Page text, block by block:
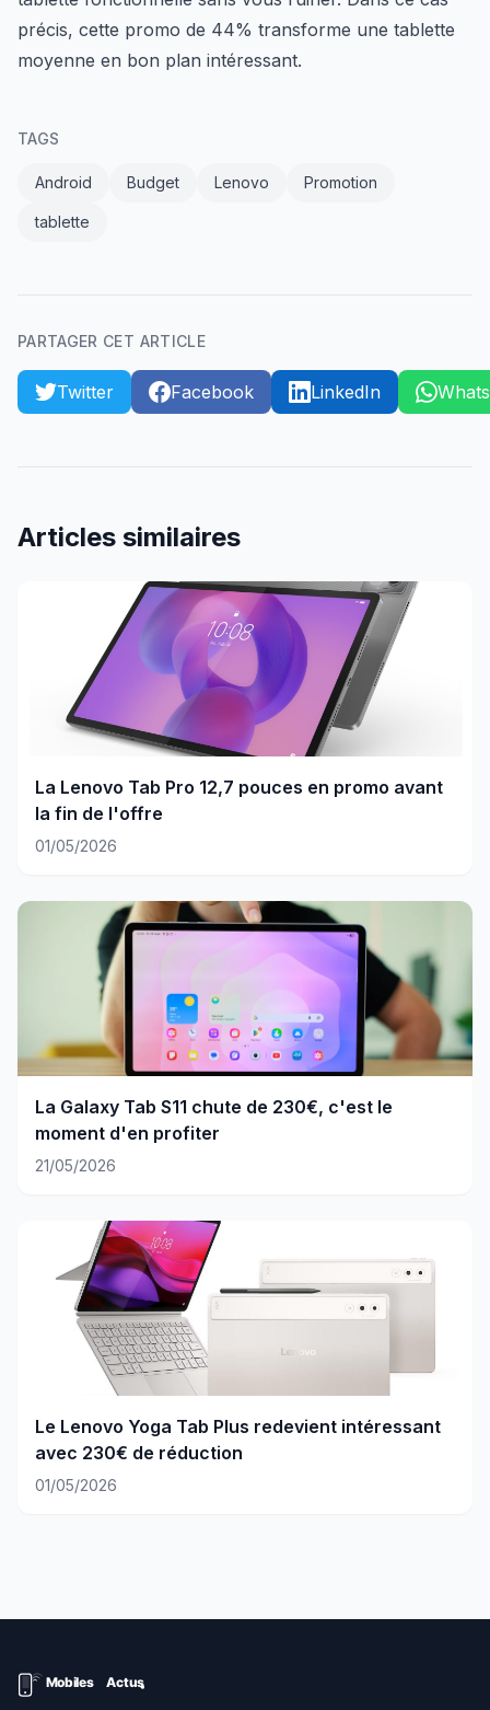
précis, cette promo de 44% transforme une tablette
moyenne en bon plan intéressant.
TAGS
Android Budget Lenovo Promotion
tablette
PARTAGER CET ARTICLE
Twitter Facebook LinkedIn
Articles similaires
La Lenovo Tab Pro 12,7 pouces en promo avant
la fin de l'offre
01/05/2026
La Galaxy Tab S11 chute de 230€, c'est le
moment d'en profiter
21/05/2026
Le Lenovo Yoga Tab Plus redevient intéressant
avec 230€ de réduction
01/05/2026